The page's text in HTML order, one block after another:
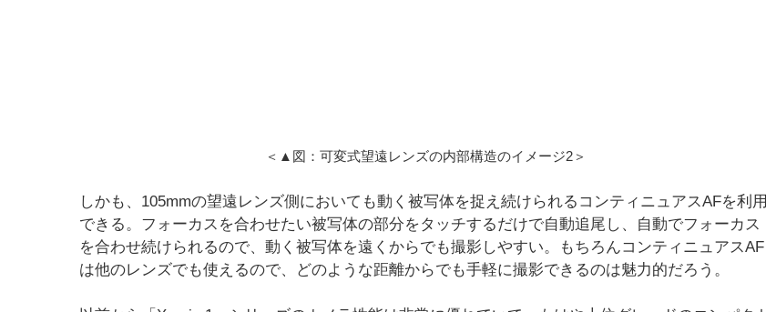
＜▲図：可変式望遠レンズの内部構造のイメージ2＞
しかも、105mmの望遠レンズ側においても動く被写体を捉え続けられるコンティニュアスAFを利用
できる。フォーカスを合わせたい被写体の部分をタッチするだけで自動追尾し、自動でフォーカス
を合わせ続けられるので、動く被写体を遠くからでも撮影しやすい。もちろんコンティニュアスAF
は他のレンズでも使えるので、どのような距離からでも手軽に撮影できるのは魅力的だろう。